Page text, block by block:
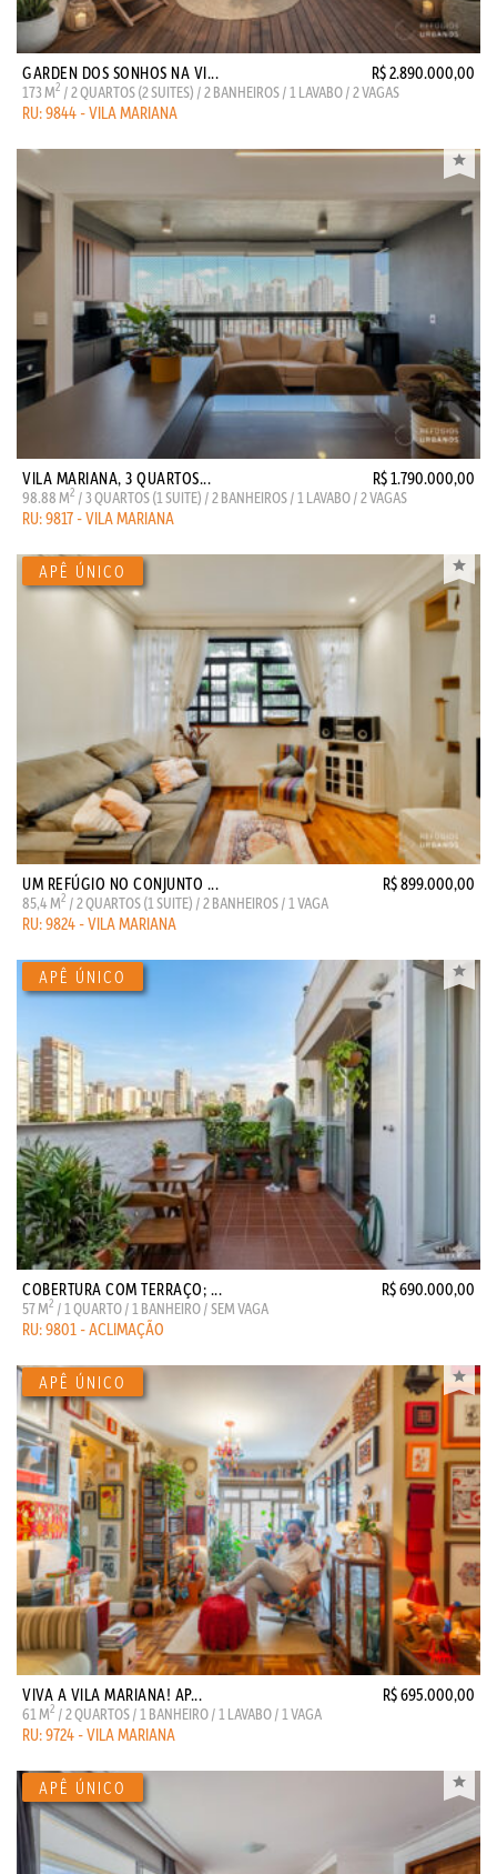
GARDEN DOS SONHOS NA VI... R$ 2.890.000,00
173 M2 / 2 QUARTOS (2 SUITES) / 2 BANHEIROS / 1 LAVABO / 2 VAGAS
RU: 9844 - VILA MARIANA
VILA MARIANA, 3 QUARTOS... R$ 1.790.000,00
98.88 M2 / 3 QUARTOS (1 SUITE) / 2 BANHEIROS / 1 LAVABO / 2 VAGAS
RU: 9817 - VILA MARIANA
UM REFÚGIO NO CONJUNTO ... R$ 899.000,00
85,4 M2 / 2 QUARTOS (1 SUITE) / 2 BANHEIROS / 1 VAGA
RU: 9824 - VILA MARIANA
COBERTURA COM TERRAÇO; ... R$ 690.000,00
57 M2 / 1 QUARTO / 1 BANHEIRO / SEM VAGA
RU: 9801 - ACLIMAÇÃO
VIVA A VILA MARIANA! AP... R$ 695.000,00
61 M2 / 2 QUARTOS / 1 BANHEIRO / 1 LAVABO / 1 VAGA
RU: 9724 - VILA MARIANA